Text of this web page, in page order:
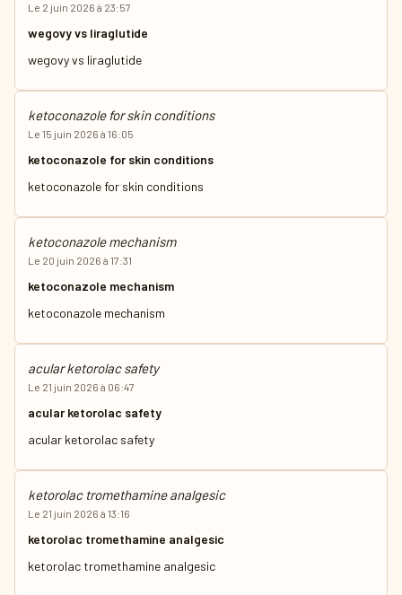
Le 2 juin 2026 à 23:57
wegovy vs liraglutide
wegovy vs liraglutide
ketoconazole for skin conditions
Le 15 juin 2026 à 16:05
ketoconazole for skin conditions
ketoconazole for skin conditions
ketoconazole mechanism
Le 20 juin 2026 à 17:31
ketoconazole mechanism
ketoconazole mechanism
acular ketorolac safety
Le 21 juin 2026 à 06:47
acular ketorolac safety
acular ketorolac safety
ketorolac tromethamine analgesic
Le 21 juin 2026 à 13:16
ketorolac tromethamine analgesic
ketorolac tromethamine analgesic